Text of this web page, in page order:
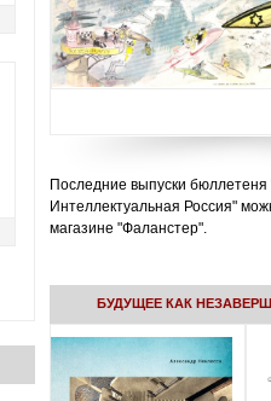
Последние выпуски
Интеллектуальная Россия"
магазине "Фаланстер".
БУДУЩЕЕ КАК